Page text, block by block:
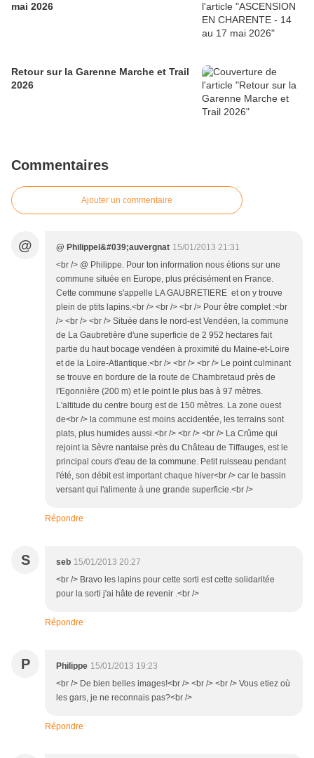
mai 2026
Retour sur la Garenne Marche et Trail
2026
Commentaires
Ajouter un commentaire
@ @ Philippel&#039;auvergnat 15/01/2013 21:31
<br /> @ Philippe. Pour ton information nous étions sur une
commune située en Europe, plus précisément en France.
Cette commune s'appelle LA GAUBRETIERE et on y trouve
plein de ptits lapins.<br /> <br /> <br /> Pour être complet :<br
/> <br /> <br /> Située dans le nord-est Vendéen, la commune
de La Gaubretière d'une superficie de 2 952 hectares fait
partie du haut bocage vendéen à proximité du Maine-et-Loire
et de la Loire-Atlantique.<br /> <br /> <br /> Le point culminant
se trouve en bordure de la route de Chambretaud près de
l'Egonnière (200 m) et le point le plus bas à 97 mètres.
L'altitude du centre bourg est de 150 mètres. La zone ouest
de<br /> la commune est moins accidentée, les terrains sont
plats, plus humides aussi.<br /> <br /> <br /> La Crûme qui
rejoint la Sèvre nantaise près du Château de Tiffauges, est le
principal cours d'eau de la commune. Petit ruisseau pendant
l'été, son débit est important chaque hiver<br /> car le bassin
versant qui l'alimente à une grande superficie.<br />
Répondre
S seb 15/01/2013 20:27
<br /> Bravo les lapins pour cette sorti est cette solidaritée
pour la sorti j'ai hâte de revenir .<br />
Répondre
P Philippe 15/01/2013 19:23
<br /> De bien belles images!<br /> <br /> <br /> Vous etiez où
les gars, je ne reconnais pas?<br />
Répondre